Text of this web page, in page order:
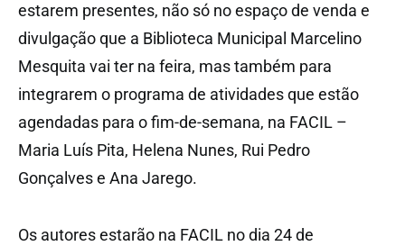
estarem presentes, não só no espaço de venda e
divulgação que a Biblioteca Municipal Marcelino
Mesquita vai ter na feira, mas também para
integrarem o programa de atividades que estão
agendadas para o fim-de-semana, na FACIL –
Maria Luís Pita, Helena Nunes, Rui Pedro
Gonçalves e Ana Jarego.
Os autores estarão na FACIL no dia 24 de